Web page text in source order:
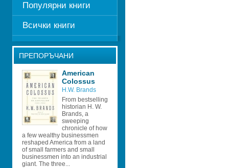
Популярни книги
Всички книги
ПРЕПОРЪЧАНИ
American
Colossus
H.W. Brands
From bestselling
historian H. W.
Brands, a
sweeping
chronicle of how
a few wealthy businessmen
reshaped America from a land
of small farmers and small
businessmen into an industrial
giant. The three...